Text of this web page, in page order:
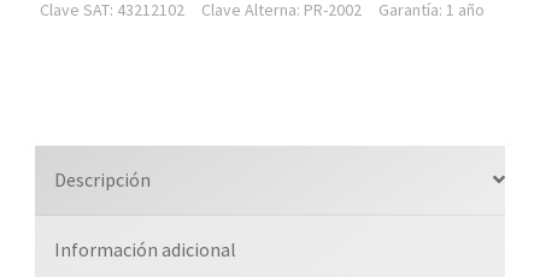
Clave SAT: 43212102
Clave Alterna: PR-2002 Garantía: 1 año
Descripción
Información adicional